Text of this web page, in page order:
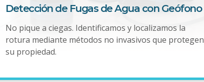
Detección de Fugas de Agua con Geófono
No pique a ciegas. Identificamos y localizamos la
rotura mediante métodos no invasivos que protegen
su propiedad.